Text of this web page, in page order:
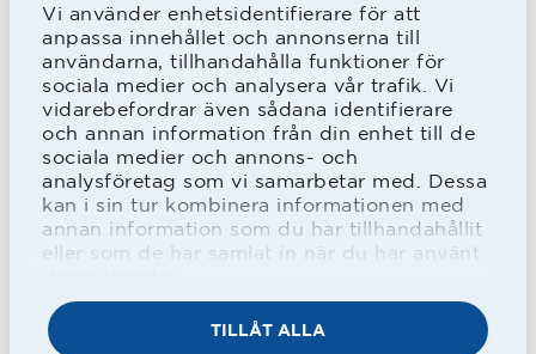
Vi använder enhetsidentifierare för att
anpassa innehållet och annonserna till
användarna, tillhandahålla funktioner för
sociala medier och analysera vår trafik. Vi
vidarebefordrar även sådana identifierare
och annan information från din enhet till de
sociala medier och annons- och
analysföretag som vi samarbetar med. Dessa
kan i sin tur kombinera informationen med
annan information som du har tillhandahållit
eller som de har samlat in när du har använt
TILLÅT ALLA
gjorde han ett av målen när de
överlägsna seriesegrarna IF Elfsborg
förlorade sin enda match under
säsongen - och som året därpå blev
svenska mästare.
1961 fick han ta steg längre bak i banan
och spelade mest vänsterhalv men fick
även vid några tillfällen spela